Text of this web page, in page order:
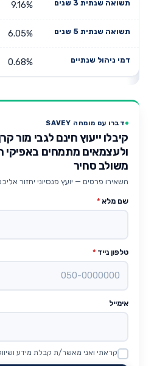
9.16%
6.05%
0.68%
דברו עם מומחה SAVEY
קיבלו ייעוץ חינם לגבי מור
ולעצמאים מתמחים באפיקי
משולב סחיר
השאירו פרטים — יועץ פנסיוני יחזור אליכם תוך
שם מלא *
טלפון נייד *
אימייל
Website
קראתי ואני מאשר/ת קבלת מידע